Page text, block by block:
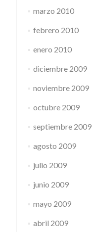
marzo 2010
febrero 2010
enero 2010
diciembre 2009
noviembre 2009
octubre 2009
septiembre 2009
agosto 2009
julio 2009
junio 2009
mayo 2009
abril 2009